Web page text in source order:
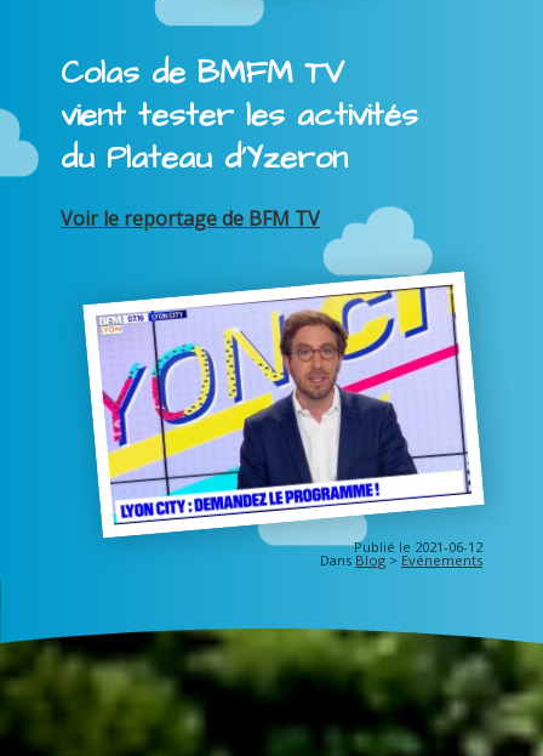
Colas de BMFM TV
vient tester les activités
du Plateau d'Yzeron
Voir le reportage de BFM TV
Publié le 2021-06-12
Dans Blog > Evénements